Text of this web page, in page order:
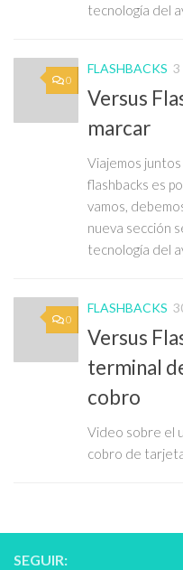
tecnología del
0
FLASHBACKS 3
Versus
marcar
Viajemos
flashbacks es
vamos,
nueva sección
tecnología del
0
FLASHBACKS
Versus
terminal
cobro
Video sobre el
cobro de
SEGUIR: